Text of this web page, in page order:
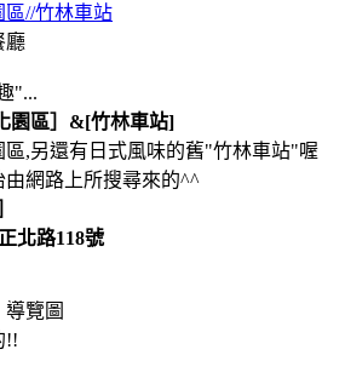
區//竹林車站
廳
"...
園區］&[竹林車站]
,另還有日式風味的舊"竹林車站"喔
網路上所搜尋來的^^
北路118號
導覽圖
!!